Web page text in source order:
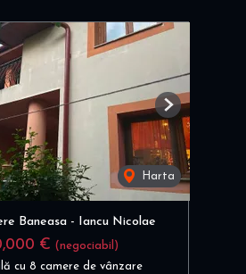
Harta
Next
Baneasa - Iancu Nicolae
€ (negociabil)
cu 8 camere de vânzare